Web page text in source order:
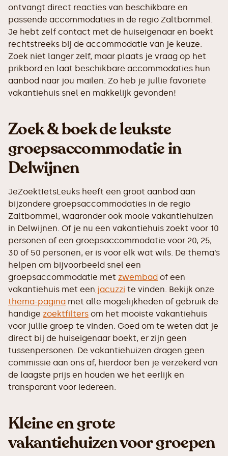
ontvangt direct reacties van beschikbare en
passende accommodaties in de regio Zaltbommel.
Je hebt zelf contact met de huiseigenaar en boekt
rechtstreeks bij de accommodatie van je keuze.
Zoek niet langer zelf, maar plaats je vraag op het
prikbord en laat beschikbare accommodaties hun
aanbod naar jou mailen. Zo heb je jullie favoriete
vakantiehuis snel en makkelijk gevonden!
Zoek & boek de leukste
groepsaccommodatie in
Delwijnen
JeZoektIetsLeuks heeft een groot aanbod aan
bijzondere groepsaccommodaties in de regio
Zaltbommel, waaronder ook mooie vakantiehuizen
in Delwijnen. Of je nu een vakantiehuis zoekt voor 10
personen of een groepsaccommodatie voor 20, 25,
30 of 50 personen, er is voor elk wat wils. De thema’s
helpen om bijvoorbeeld snel een
groepsaccommodatie met zwembad of een
vakantiehuis met een jacuzzi te vinden. Bekijk onze
thema-pagina met alle mogelijkheden of gebruik de
handige zoektfilters om het mooiste vakantiehuis
voor jullie groep te vinden. Goed om te weten dat je
direct bij de huiseigenaar boekt, er zijn geen
tussenpersonen. De vakantiehuizen dragen geen
commissie aan ons af, hierdoor ben je verzekerd van
de laagste prijs en houden we het eerlijk en
transparant voor iedereen.
Kleine en grote
vakantiehuizen voor groepen